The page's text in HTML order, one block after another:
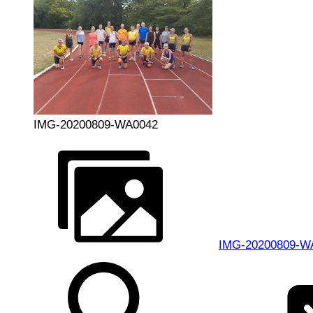
IMG-20200809-WA0042
IMG-20200809-